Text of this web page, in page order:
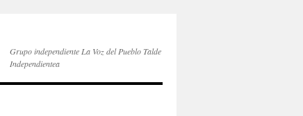
Grupo independiente La Voz del Pueblo Talde
Independientea